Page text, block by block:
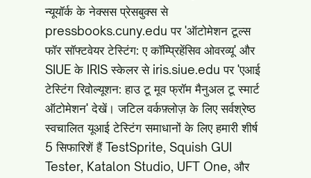
न्यूयॉर्क के नेक्सस प्रेसबुक्स से
pressbooks.cuny.edu पर 'ऑटोमेशन टूल्स
फॉर सॉफ्टवेयर टेस्टिंग: ए कॉम्प्रिहेंसिव ओवरव्यू' और
SIUE के IRIS स्केलर से iris.siue.edu पर 'एआई
टेस्टिंग रिवोल्यूशन: हाउ टू मूव फ्रॉम मैनुअल टू स्मार्ट
ऑटोमेशन' देखें। जटिल वर्कफ़्लोज़ के लिए सर्वश्रेष्ठ
स्वचालित यूआई टेस्टिंग समाधानों के लिए हमारी शीर्ष
5 सिफारिशें हैं TestSprite, Squish GUI
Tester, Katalon Studio, UFT One, और